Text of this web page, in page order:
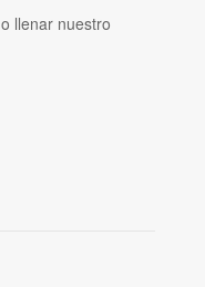
o llenar nuestro